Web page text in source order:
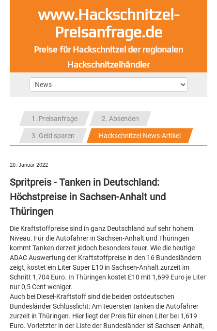
www.Hackschnitzel-
Preisanfrage.de
Preise für Hackschnitzel der regionalen
Hackschnitzelhändler
1. Preisanfrage 2. Absenden
3. Geld sparen Hackschnitzel-News-Artikel
20. Januar 2022
Spritpreis - Tanken in Deutschland:
Höchstpreise in Sachsen-Anhalt und
Thüringen
Die Kraftstoffpreise sind in ganz Deutschland auf sehr hohem
Niveau. Für die Autofahrer in Sachsen-Anhalt und Thüringen
kommt Tanken derzeit jedoch besonders teuer. Wie die heutige
ADAC Auswertung der Kraftstoffpreise in den 16 Bundesländern
zeigt, kostet ein Liter Super E10 in Sachsen-Anhalt zurzeit im
Schnitt 1,704 Euro. In Thüringen kostet E10 mit 1,699 Euro je Liter
nur 0,5 Cent weniger.
Auch bei Diesel-Kraftstoff sind die beiden ostdeutschen
Bundesländer Schlusslicht: Am teuersten tanken die Autofahrer
zurzeit in Thüringen. Hier liegt der Preis für einen Liter bei 1,619
Euro. Vorletzter in der Liste der Bundesländer ist Sachsen-Anhalt,